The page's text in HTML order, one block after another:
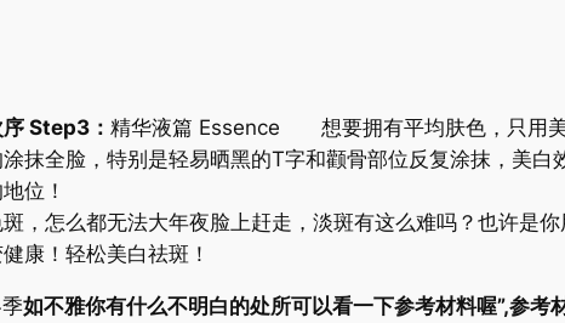
Step3： 精华液篇 Essence 想要拥有平均肤色，只用美
抹全脸，特别是轻易晒黑的T字和颧骨部位反复涂抹，美
位！
，怎么都无法大年夜脸上赶走，淡斑有这么难吗？也许是
康！轻松美白祛斑！
如不雅你有什么不明白的处所可以看一下参考材料喔”,参考